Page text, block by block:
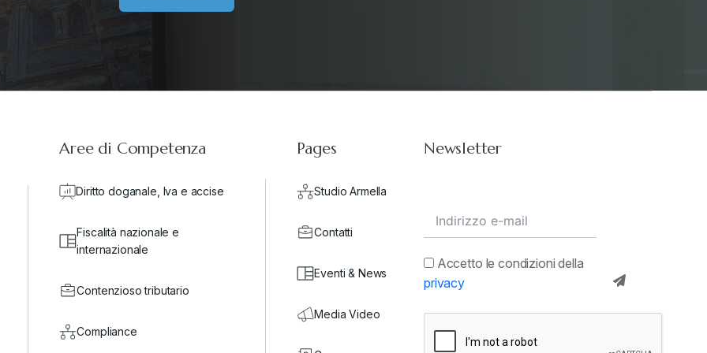
Aree di Competenza
Diritto doganale, Iva e accise
Fiscalità nazionale e
internazionale
Contenzioso tributario
Compliance
Pages
Studio Armella
Contatti
Eventi & News
Media Video
Newsletter
Accetto le condizioni della
privacy